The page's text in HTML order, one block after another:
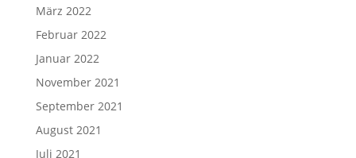
März 2022
Februar 2022
Januar 2022
November 2021
September 2021
August 2021
Juli 2021